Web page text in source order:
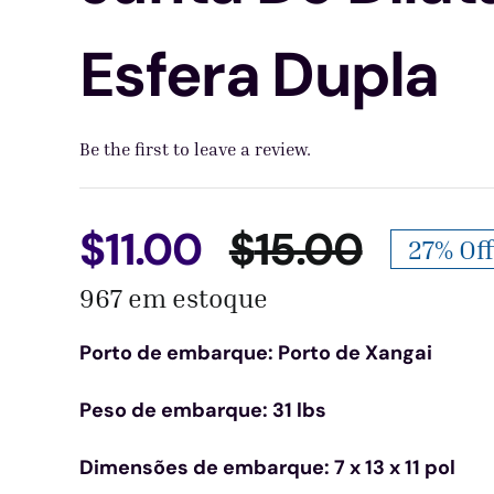
Esfera Dupla
Be the first to leave a review.
$15.00
O
preço
era:
$11.00
O
preço
é:
27% Off
967 em estoque
Porto de embarque: Porto de Xangai
Peso de embarque: 31 lbs
Dimensões de embarque: 7 x 13 x 11 pol